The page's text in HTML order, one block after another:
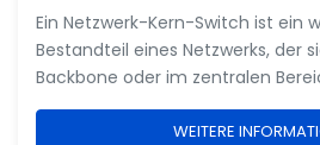
Ein Netzwerk-Kern-Switch ist ein
Bestandteil eines Netzwerks, der
Backbone oder im zentralen
die Datenübertragung mit hoher
und spielt eine entscheidende
WEITERE